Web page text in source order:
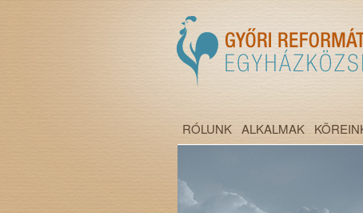
RÓLUNK ALKALMAK